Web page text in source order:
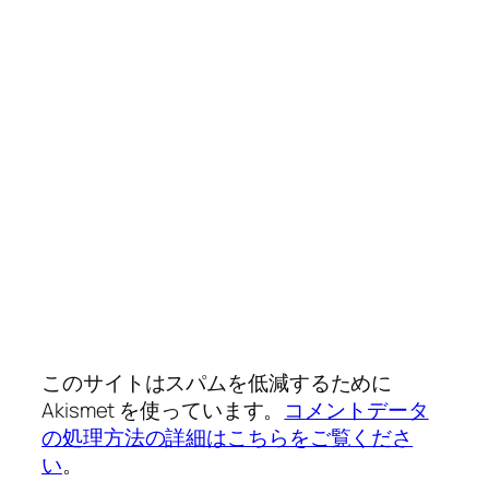
このサイトはスパムを低減するために
Akismet を使っています。 コメントデータ
の処理方法の詳細はこちらをご覧くださ
い。